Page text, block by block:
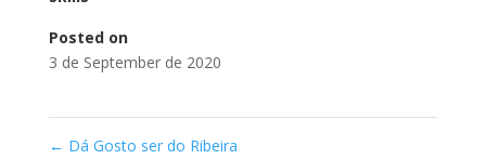
Posted on
3 de September de 2020
← Dá Gosto ser do Ribeira